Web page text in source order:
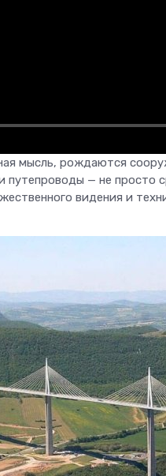
мысль, рождаются
— не просто
видения и